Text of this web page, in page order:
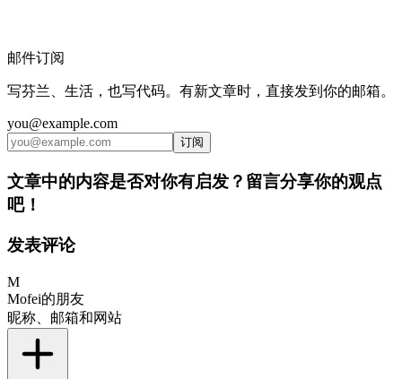
邮件订阅
写芬兰、生活，也写代码。有新文章时，直接发到你的邮箱。
you@example.com
订阅
文章中的内容是否对你有启发？留言分享你的观点
吧！
发表评论
M
Mofei的朋友
昵称、邮箱和网站